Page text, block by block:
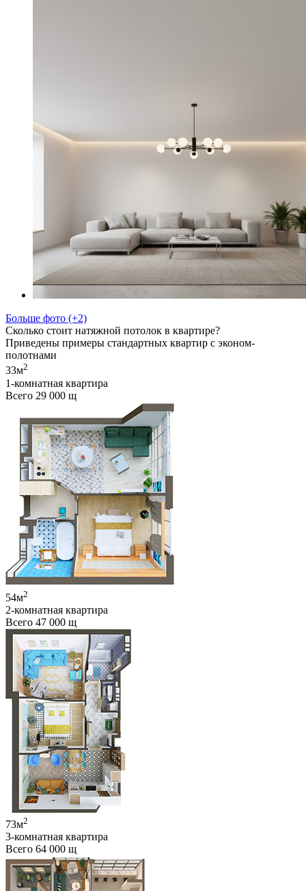
Больше фото (+2)
Сколько стоит натяжной потолок в квартире?
Приведены примеры стандартных квартир с эконом-
полотнами
33м2
1-комнатная квартира
Всего 29 000 щ
54м2
2-комнатная квартира
Всего 47 000 щ
73м2
3-комнатная квартира
Всего 64 000 щ